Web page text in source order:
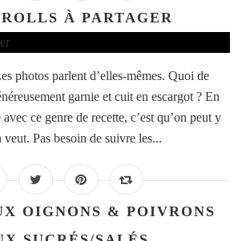
À PARTAGER
photos parlent d’elles-mêmes. Quoi de
garnie et cuit en escargot ? En
ce genre de recette, c’est qu’on peut y
veut. Pas besoin de suivre les...
OIGNONS & POIVRONS